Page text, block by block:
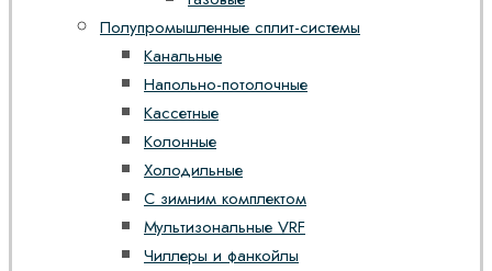
Полупромышленные сплит-системы
Канальные
Напольно-потолочные
Кассетные
Колонные
Холодильные
С зимним комплектом
Мультизональные VRF
Чиллеры и фанкойлы